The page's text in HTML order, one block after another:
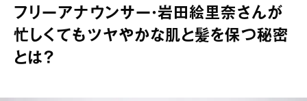
フリーアナウンサー・岩田絵里奈さんが
忙しくてもツヤやかな肌と髪を保つ秘密
とは？